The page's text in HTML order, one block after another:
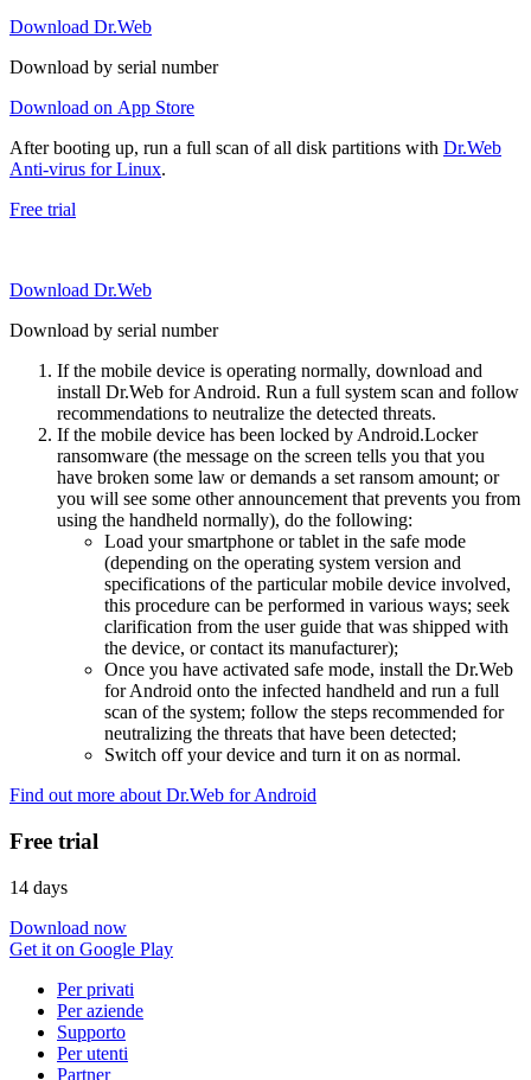
Download Dr.Web
Download by serial number
Download on App Store
After booting up, run a full scan of all disk partitions with Dr.Web
Anti-virus for Linux.
Free trial
Download Dr.Web
Download by serial number
If the mobile device is operating normally, download and
install Dr.Web for Android. Run a full system scan and follow
recommendations to neutralize the detected threats.
If the mobile device has been locked by Android.Locker
ransomware (the message on the screen tells you that you
have broken some law or demands a set ransom amount; or
you will see some other announcement that prevents you from
using the handheld normally), do the following:
Load your smartphone or tablet in the safe mode
(depending on the operating system version and
specifications of the particular mobile device involved,
this procedure can be performed in various ways; seek
clarification from the user guide that was shipped with
the device, or contact its manufacturer);
Once you have activated safe mode, install the Dr.Web
for Android onto the infected handheld and run a full
scan of the system; follow the steps recommended for
neutralizing the threats that have been detected;
Switch off your device and turn it on as normal.
Find out more about Dr.Web for Android
Free trial
14 days
Download now
Get it on Google Play
Per privati
Per aziende
Supporto
Per utenti
Partner